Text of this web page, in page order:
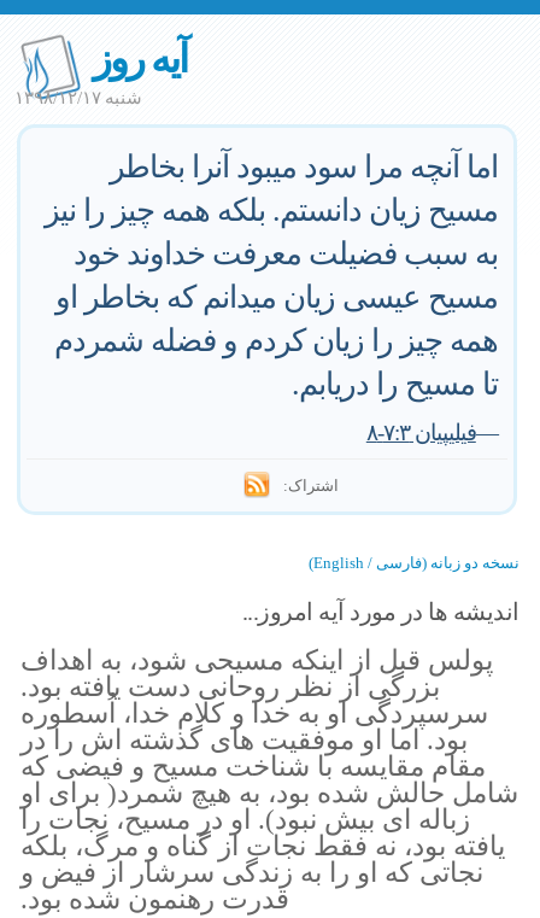
آیه روز
شنبه ۱۳۹۸/۱۲/۱۷
اما آنچه مرا سود میبود آنرا بخاطر
مسیح زیان دانستم. بلکه همه چیز را نیز
به سبب فضیلت معرفت خداوند خود
مسیح عیسی زیان میدانم که بخاطر او
همه چیز را زیان کردم و فضله شمردم
تا مسیح را دریابم.
—فیلیپیان ۷:۳-۸
اشتراک:
نسخه دو زبانه (فارسی / English)
اندیشه ها در مورد آیه امروز...
پولس قبل از اینکه مسیحی شود، به اهداف
بزرگی از نظر روحانی دست یافته بود.
سرسپردگی او به خدا و کلام خدا،‌ اُسطوره
بود. اما او موفقیت های گذشته اش را در
مقام مقایسه با شناخت مسیح و فیضی که
شامل حالش شده بود، به هیچ شمرد( برای او
زباله ای بیش نبود). او در مسیح، نجات را
یافته بود، نه فقط نجات از گناه و مرگ، بلکه
نجاتی که او را به زندگی سرشار از فیض و
قدرت رهنمون شده بود.